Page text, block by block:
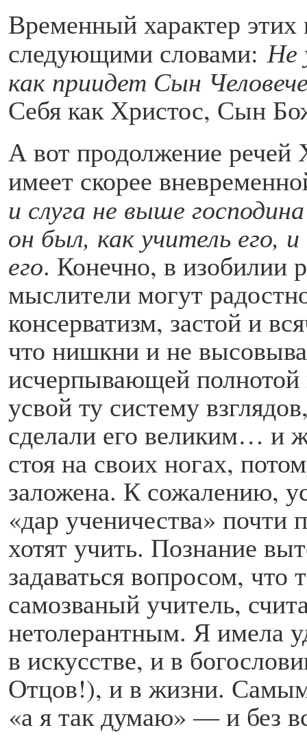
Временный характер этих
следующими словами:Не
как приидет Сын
Себя как Христос, Сын
А вот продолжение речей
имеет скорее
и слуга не выше
он был, как учитель его,
его. Конечно, в изобилии
мыслители могут
консерватизм, застой и
что нишкни и не
исчерпывающей полнотой
усвой ту систему
сделали его великим… и
стоя на своих ногах,
заложена. К сожалению,
«дар ученичества» почти
хотят учить. Познание
задаваться вопросом,
самозваный учитель,
нетолерантным. Я имела
в искусстве, и в
Отцов!), и в жизни.
«а я так думаю» — и без